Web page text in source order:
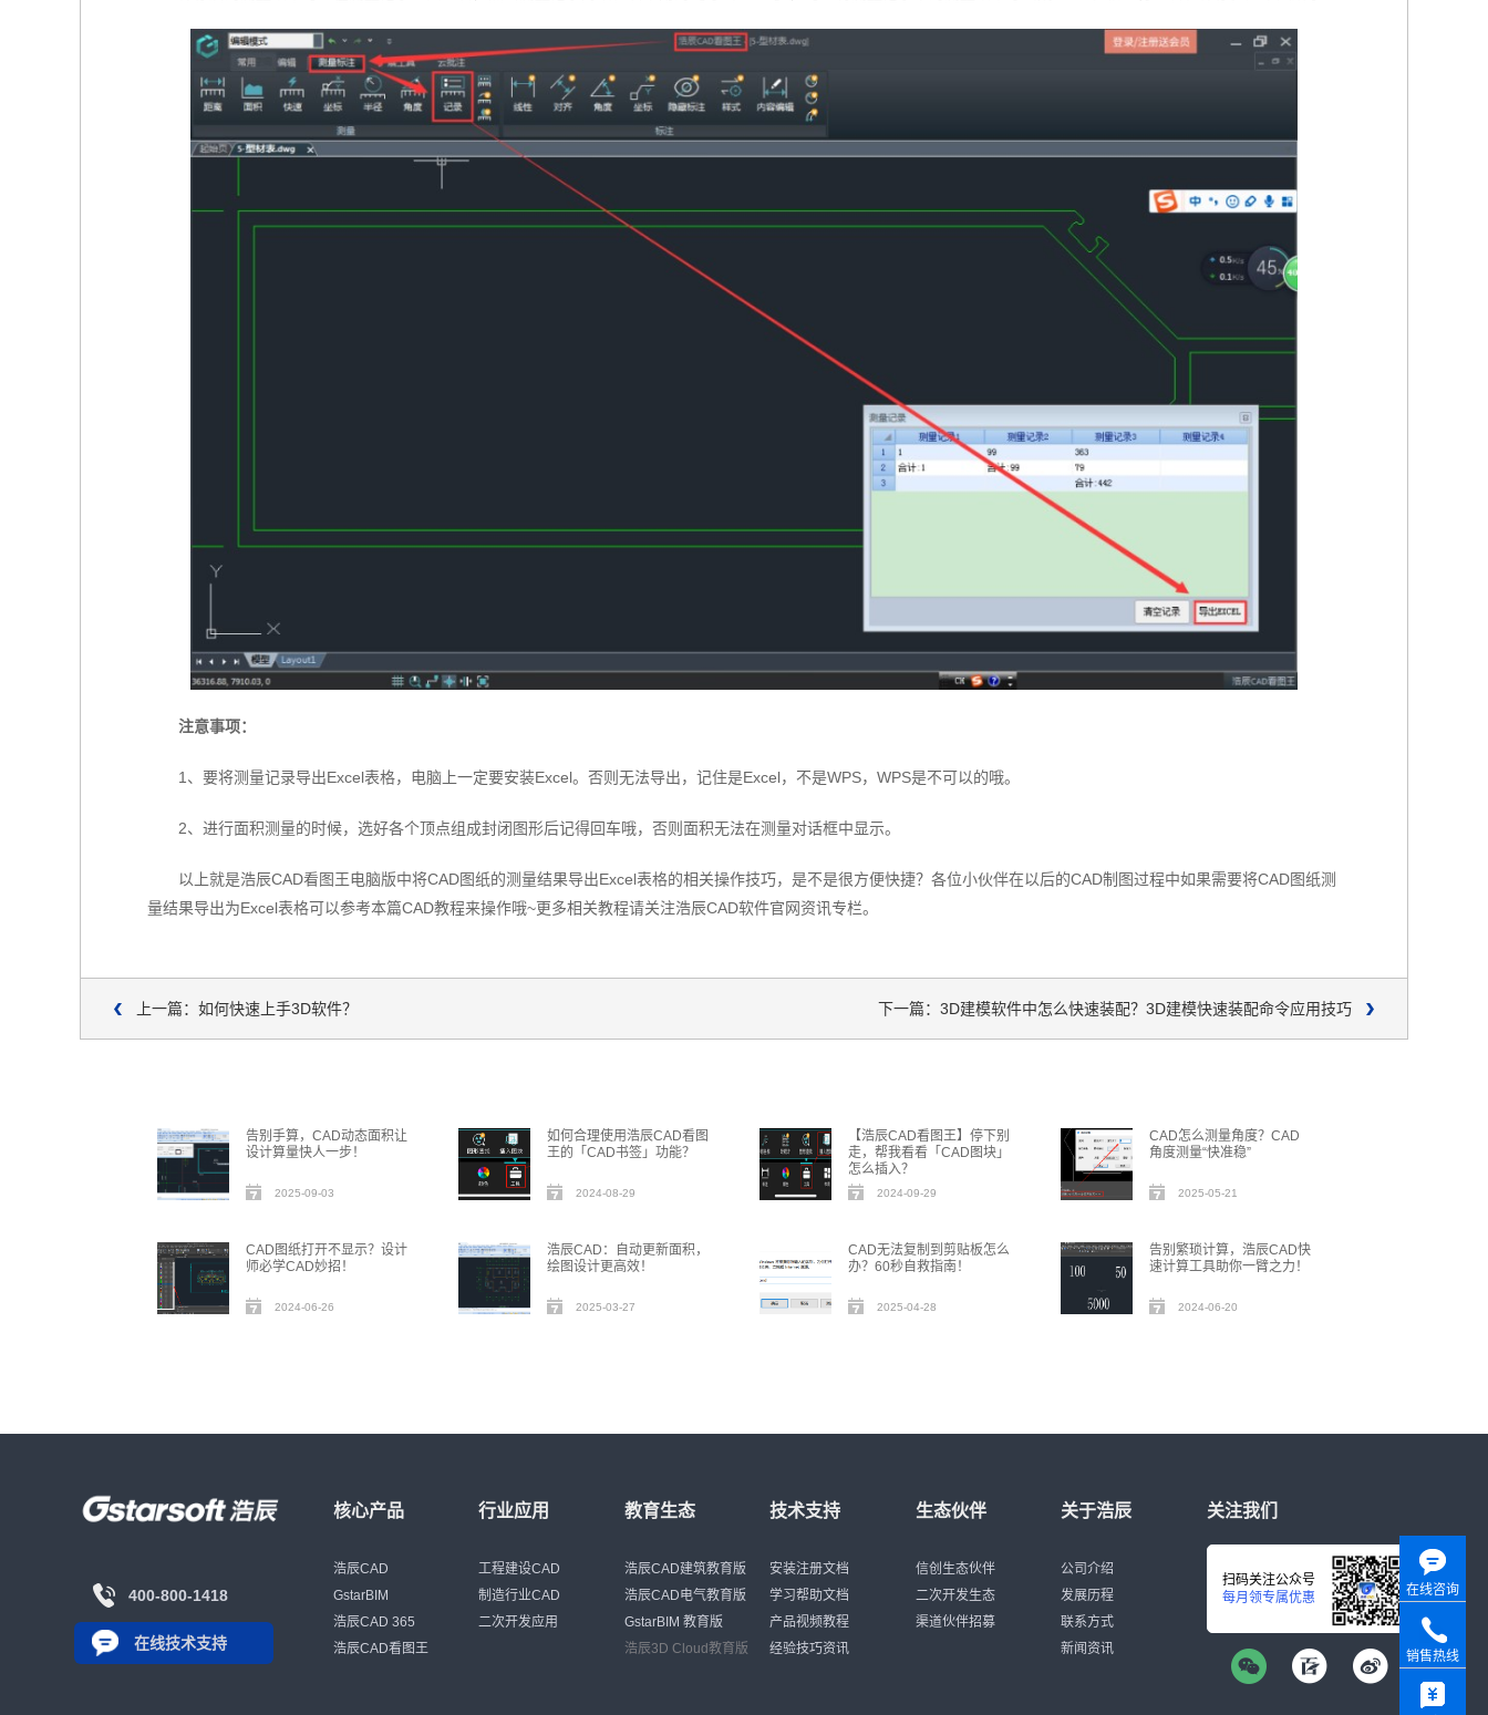
注意事项：
1、要将测量记录导出Excel表格，电脑上一定要安装Excel。否则无法导出，记住是Excel，不是WPS，WPS是不可以的哦。
2、进行面积测量的时候，选好各个顶点组成封闭图形后记得回车哦，否则面积无法在测量对话框中显示。
以上就是浩辰CAD看图王电脑版中将CAD图纸的测量结果导出Excel表格的相关操作技巧，是不是很方便快捷？各位小伙伴在以后的CAD制图过程中如果需要将CAD图纸测
量结果导出为Excel表格可以参考本篇CAD教程来操作哦~更多相关教程请关注浩辰CAD软件官网资讯专栏。
上一篇：如何快速上手3D软件？ 下一篇：3D建模软件中怎么快速装配？3D建模快速装配命令应用技巧
告别手算，CAD动态面积让
设计算量快人一步！
2025-09-03
如何合理使用浩辰CAD看图
王的「CAD书签」功能？
2024-08-29
【浩辰CAD看图王】停下别
走，帮我看看「CAD图块」
怎么插入？
2024-09-29
CAD怎么测量角度？CAD
角度测量“快准稳”
2025-05-21
CAD图纸打开不显示？设计
师必学CAD妙招！
2024-06-26
浩辰CAD：自动更新面积，
绘图设计更高效！
2025-03-27
CAD无法复制到剪贴板怎么
办？60秒自救指南！
2025-04-28
告别繁琐计算，浩辰CAD快
速计算工具助你一臂之力！
2024-06-20
400-800-1418
在线技术支持
核心产品
浩辰CAD
GstarBIM
浩辰CAD 365
浩辰CAD看图王
行业应用
工程建设CAD
制造行业CAD
二次开发应用
教育生态
浩辰CAD建筑教育版
浩辰CAD电气教育版
GstarBIM 教育版
浩辰3D Cloud教育版
技术支持
安装注册文档
学习帮助文档
产品视频教程
经验技巧资讯
生态伙伴
信创生态伙伴
二次开发生态
渠道伙伴招募
关于浩辰
公司介绍
发展历程
联系方式
新闻资讯
关注我们
扫码关注公众号
每月领专属优惠
在线咨询
销售热线